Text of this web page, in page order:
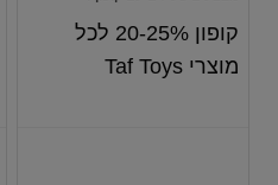
קופון 20-25% לכל
מוצרי Taf Toys